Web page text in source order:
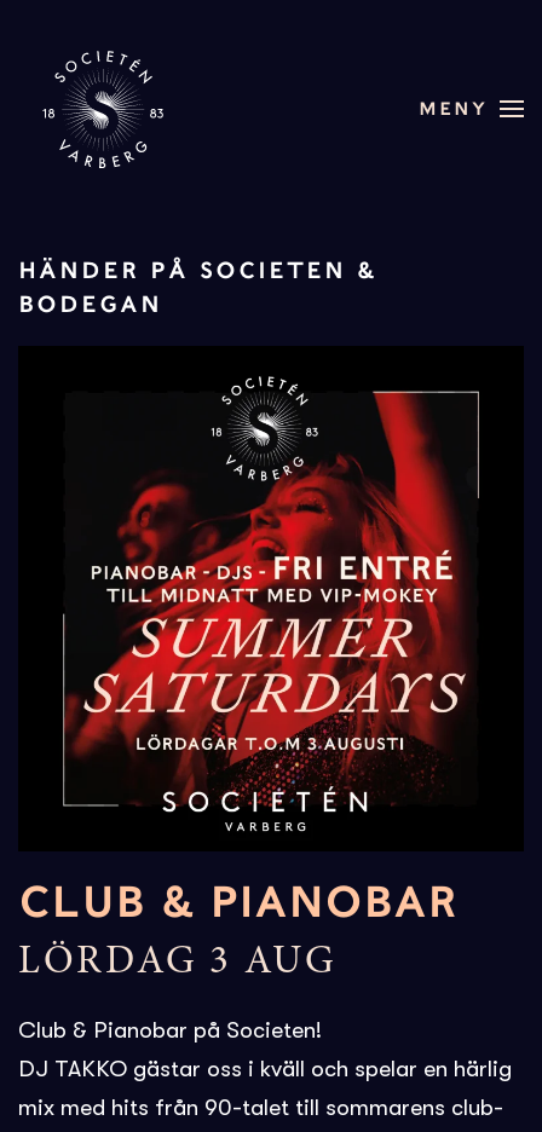
Skip to main content
MENY
HÄNDER PÅ SOCIETEN &
BODEGAN
CLUB & PIANOBAR
LÖRDAG 3 AUG
Club & Pianobar på Societen!
DJ TAKKO gästar oss i kväll och spelar en härlig
mix med hits från 90-talet till sommarens club-